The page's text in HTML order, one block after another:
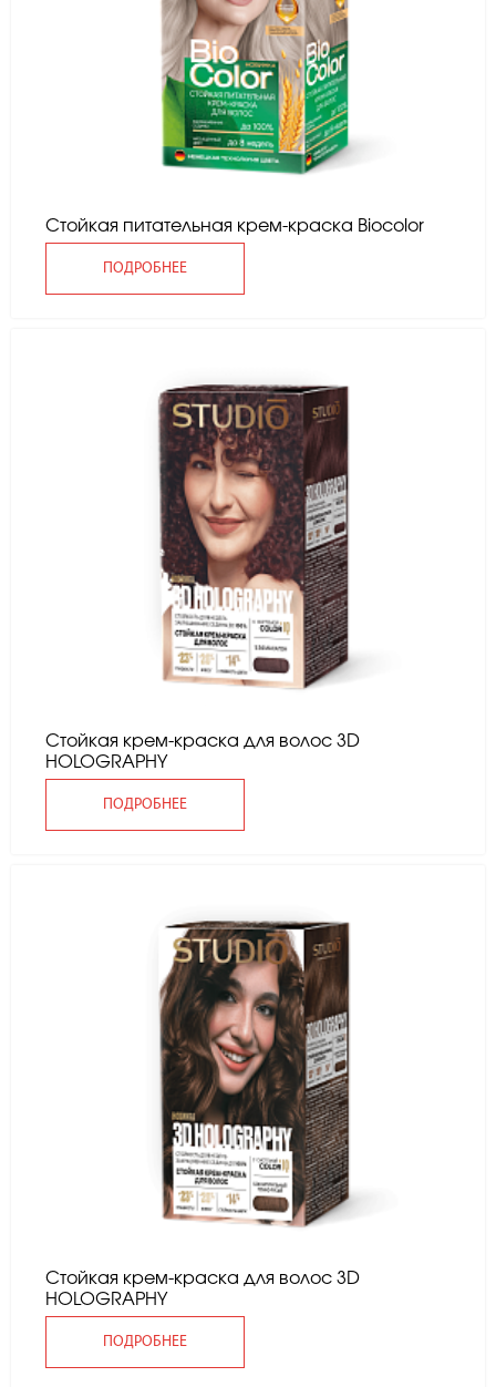
Стойкая питательная крем-краска Вiocolor
ПОДРОБНЕЕ
Стойкая крем-краска для волос 3D
HOLOGRAPHY
ПОДРОБНЕЕ
Стойкая крем-краска для волос 3D
HOLOGRAPHY
ПОДРОБНЕЕ